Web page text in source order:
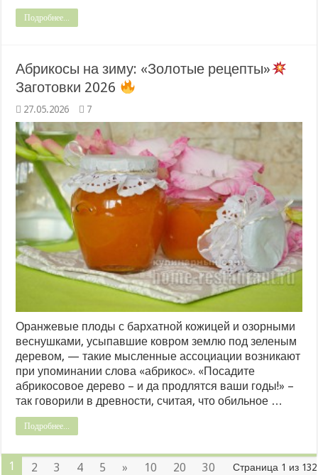
Подробнее...
Абрикосы на зиму: «Золотые рецепты»
Заготовки 2026
27.05.2026 7
Оранжевые плоды с бархатной кожицей и озорными
веснушками, усыпавшие ковром землю под зеленым
деревом, — такие мысленные ассоциации возникают
при упоминании слова «абрикос». «Посадите
абрикосовое дерево – и да продлятся ваши годы!» –
так говорили в древности, считая, что обильное …
Подробнее...
Страница 1 из 132
1 2 3 4 5 » 10 20
30